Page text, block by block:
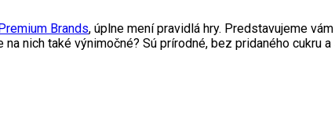
Brands, úplne mení pravidlá hry. Predstavujeme
nich také výnimočné? Sú prírodné, bez pridaného cukru